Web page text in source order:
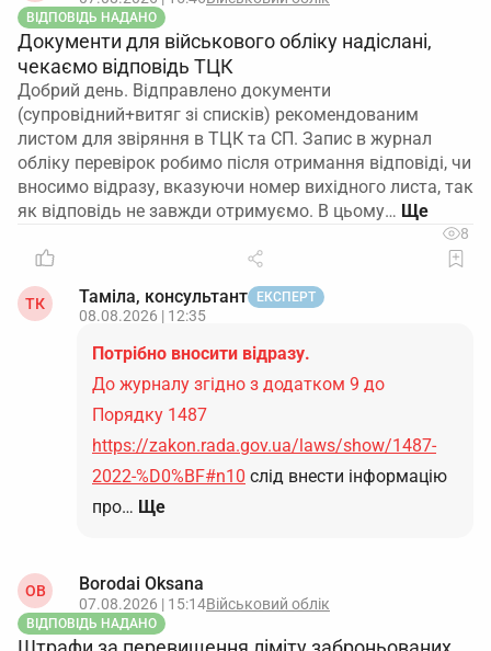
ВІДПОВІДЬ НАДАНО
Документи для військового обліку надіслані,
чекаємо відповідь ТЦК
Добрий день. Відправлено документи
(супровідний+витяг зі списків) рекомендованим
листом для звіряння в ТЦК та СП. Запис в журнал
обліку перевірок робимо після отримання відповіді, чи
вносимо відразу, вказуючи номер вихідного листа, так
як відповідь не завжди отримуємо. В цьому…
8
ТК Таміла, консультант ЕКСПЕРТ
08.08.2026 | 12:35
Потрібно вносити відразу.
До журналу згідно з додатком 9 до
Порядку 1487
https://zakon.rada.gov.ua/laws/show/1487-
2022-%D0%BF#n10 слід внести інформацію
про… Ще
OB Borodai Oksana
07.08.2026 | 15:14Військовий облік
ВІДПОВІДЬ НАДАНО